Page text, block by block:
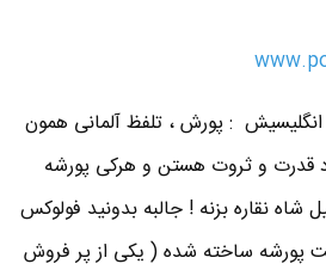
: پورش ، تلفظ آلمانی همون
قدرت و ثروت هستن و هرکی پورشه
شاه نقاره بزنه ! جالبه بدونید فولوکس
پورشه ساخته شده ( یکی از پر فروش